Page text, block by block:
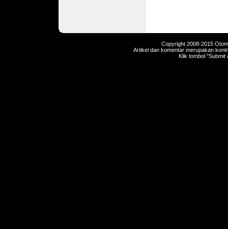
Copyright 2008-2015
Artikel dan komentar merupakan
Klik tombol